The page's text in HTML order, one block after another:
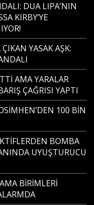
DUA LIPA’NIN
KIRBY’YE
YASAK AŞK:
AMA YARALAR
ÇAĞRISI YAPTI
100 BİN
BOMBA
UYUŞTURUCU
BİRİMLERİ